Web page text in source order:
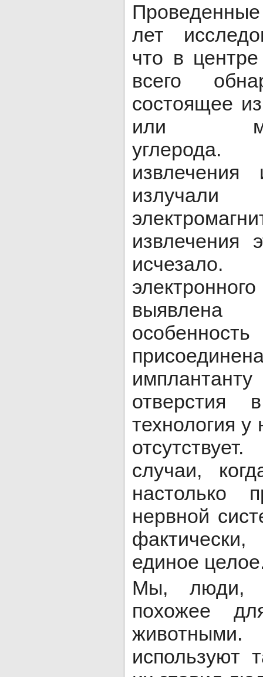
лет
что в
всего
состоящее
или
извлечения
отверстия
технология у
случаи,
настолько
нервной
единое
Мы, люди,
похожее
используют